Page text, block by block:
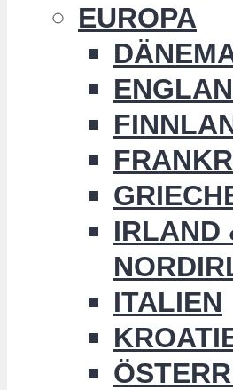
EUROPA
IRLAND
ITALIEN